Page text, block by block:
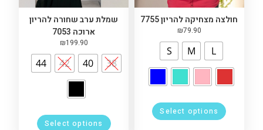
חולצה מצחיקה להריון 7755
₪79.90
L
M
S
Select options
שמלת ערב שחורה להריון
ארוכה 7053
₪199.90
38
40
42
44
Select options